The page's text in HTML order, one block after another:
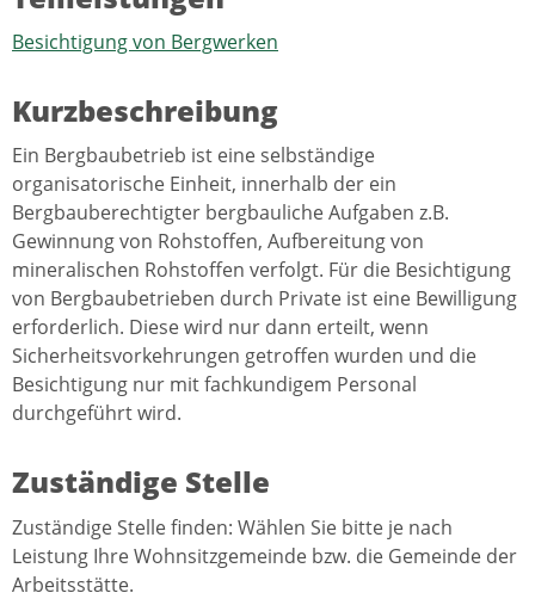
Besichtigung von Bergwerken
Kurzbeschreibung
Ein Bergbaubetrieb ist eine selbständige
organisatorische Einheit, innerhalb der ein
Bergbauberechtigter bergbauliche Aufgaben z.B.
Gewinnung von Rohstoffen, Aufbereitung von
mineralischen Rohstoffen verfolgt. Für die Besichtigung
von Bergbaubetrieben durch Private ist eine Bewilligung
erforderlich. Diese wird nur dann erteilt, wenn
Sicherheitsvorkehrungen getroffen wurden und die
Besichtigung nur mit fachkundigem Personal
durchgeführt wird.
Zuständige Stelle
Zuständige Stelle finden: Wählen Sie bitte je nach
Leistung Ihre Wohnsitzgemeinde bzw. die Gemeinde der
Arbeitsstätte.